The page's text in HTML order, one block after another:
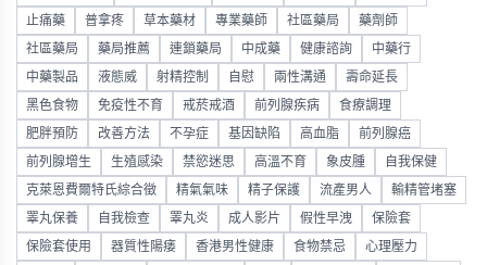
止痛藥 普拿疼 草本藥材 專業藥師 社區藥局 藥劑師
社區藥局 藥局推薦 連鎖藥局 中成藥 健康諮詢 中藥行
中藥製品 液態威 射精控制 自慰 兩性溝通 壽命延長
黑色食物 免疫性不育 戒菸戒酒 前列腺疾病 食療調理
肥胖預防 改善方法 不孕症 基因缺陷 高血脂 前列腺癌
前列腺增生 生殖感染 禁慾迷思 高溫不育 象皮腫 自我保健
克萊恩費爾特氏綜合徵 精氣氣味 精子保護 流產男人 輸精管堵塞
睪丸保養 自我檢查 睪丸炎 成人影片 假性早洩 保險套
保險套使用 器質性陽痿 香港男性健康 食物禁忌 心理壓力